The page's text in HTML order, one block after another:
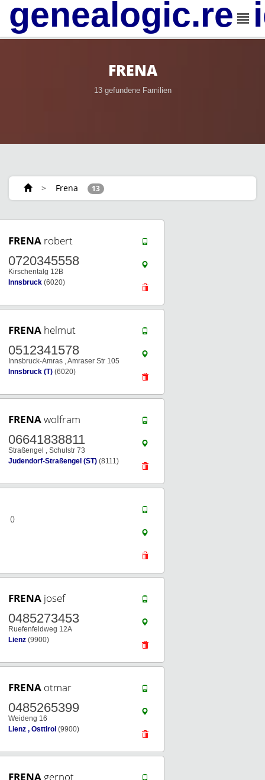
FRENA
13 gefundene Familien
> Frena 13
FRENA robert
0720345558
Kirschentalg 12B
Innsbruck (6020)
FRENA helmut
0512341578
Innsbruck-Amras , Amraser Str 105
Innsbruck (T) (6020)
FRENAwolfram
06641838811
Straßengel , Schulstr 73
Judendorf-Straßengel (ST) (8111)
()
FRENA josef
0485273453
Ruefenfeldweg 12A
Lienz (9900)
FRENA otmar
0485265399
Weideng 16
Lienz , Osttirol (9900)
FRENA gernot